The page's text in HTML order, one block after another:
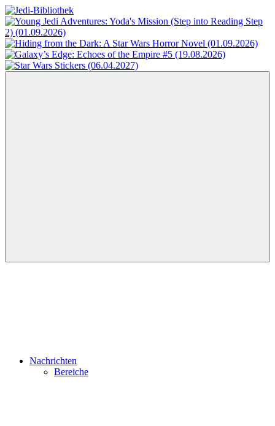
Zum
Inhalt
springen
Jedi-
Bibliothek
Das
Portal
für
Star
Wars-
Nachrichten
Bereiche